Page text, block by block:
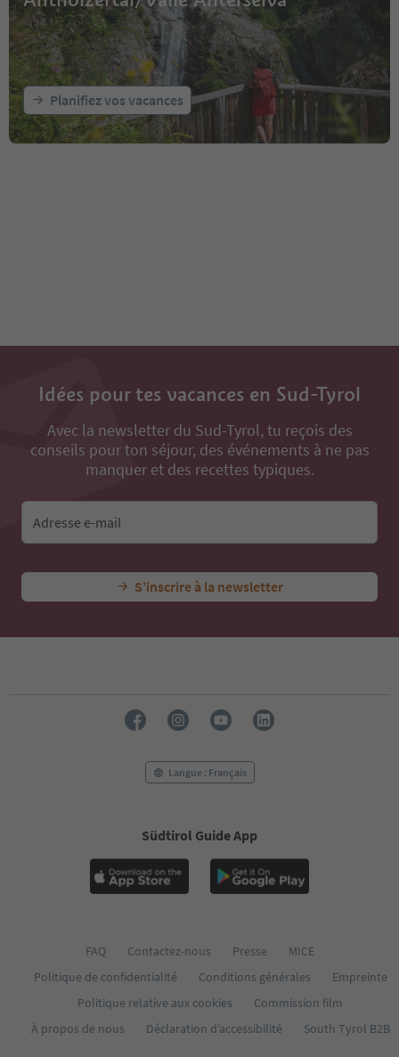
Planifiez vos vacances
Idées pour tes vacances en Sud-Tyrol
Avec la newsletter du Sud-Tyrol, tu reçois des
conseils pour ton séjour, des événements à ne pas
manquer et des recettes typiques.
Adresse e-mail
S’inscrire à la newsletter
Langue : Français
Südtirol Guide App
FAQ Contactez-nous Presse
MICE
Politique de confidentialité
Conditions générales
Empreinte
Politique relative aux cookies
Commission film
À propos de nous
Déclaration d’accessibilité South Tyrol B2B